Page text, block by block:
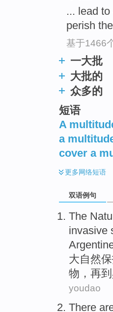
... lead
perish
基于1466
一大批
大批的
众多的
短语
A
a
cover a
更多网络短语
双语例句
The
invasive
大自然
物 ，再到
youdao
There